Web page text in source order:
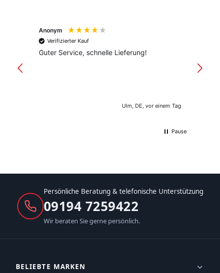
Anonym
Verifizierter Kauf
Guter Service, schnelle Lieferung!
Ulm, DE, vor einem Tag
Pause
Persönliche Beratung & telefonische Unterstützung
09194 7259422
Wir beraten Sie gerne persönlich.
BELIEBTE MARKEN